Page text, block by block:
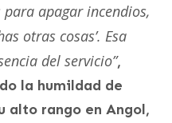
apagar incendios,
otras cosas’. Esa
del servicio”,
la humildad de
alto rango en Angol,